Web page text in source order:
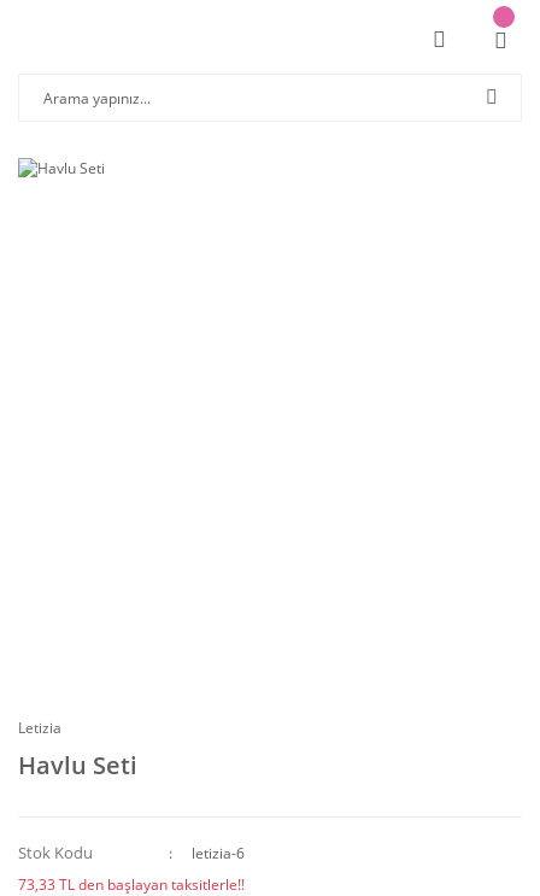
Letizia
Havlu Seti
Stok Kodu
letizia-6
73,33 TL den başlayan taksitlerle!!